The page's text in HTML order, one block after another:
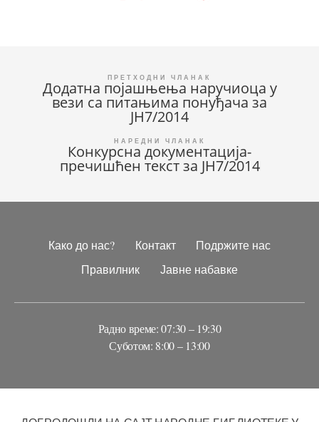
Кретање
чланка
Додатна појашњења наручиоца у
вези са питањима понуђача за
ЈН7/2014
Конкурсна документација-
пречишћен текст за ЈН7/2014
Како до нас? Контакт
Подржите нас
Правилник
Јавне набавке
Радно време: 07:30 – 19:30
Суботом: 8:00 – 13:00